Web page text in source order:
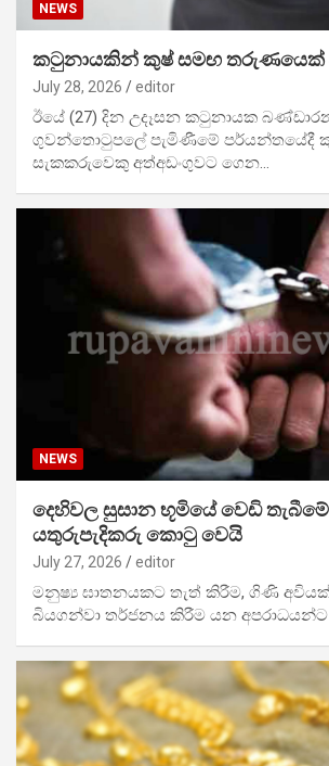
NEWS
කටුනායකින් කුෂ් සමඟ තරුණයෙක්
July 28, 2026 editor
ඊයේ (27) දින උදෑසන කටුනායක
ගුවන්තොටුපලේ පැමිණීමේ පර්යන්තයේදී
සැකකරුවෙකු අත්අඩංගුවට ගෙන…
NEWS
දෙහිවල සුසාන භූමියේ වෙඩි
යතුරුපැදිකරු කොටු වෙයි
July 27, 2026 editor
මනුෂ්‍ය ඝාතනයකට තැත් කිරීම, ගිණි
බියගන්වා තර්ජනය කිරීම යන අපරාධයන්ට